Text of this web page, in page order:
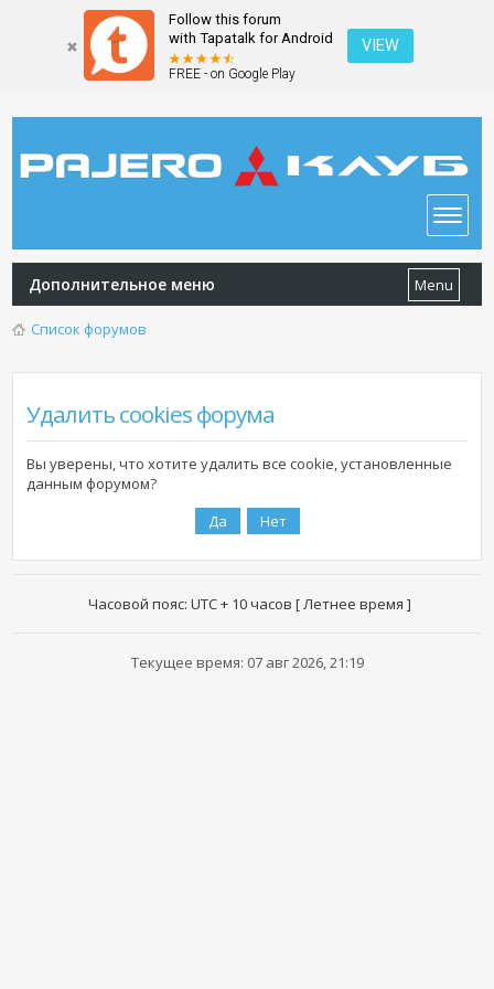
Follow this forum
with Tapatalk for Android
FREE - on Google Play
VIEW
Дополнительное меню Menu
Список форумов
Удалить cookies форума
Вы уверены, что хотите удалить все cookie, установленные
данным форумом?
Часовой пояс: UTC + 10 часов [ Летнее время ]
Текущее время: 07 авг 2026, 21:19